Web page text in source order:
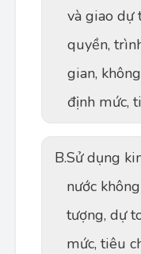
và giao dự
quyền,
gian,
định mức,
B.Sử dụng
nước
tượng, dự
mức, tiêu